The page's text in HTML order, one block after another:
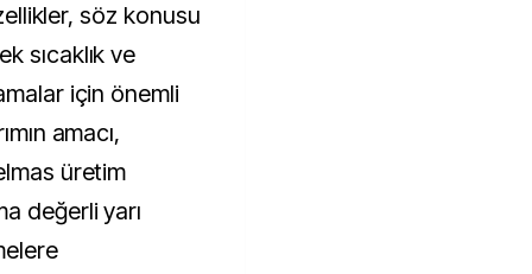
söz konusu
sıcaklık ve
için önemli
amacı,
üretim
değerli yarı